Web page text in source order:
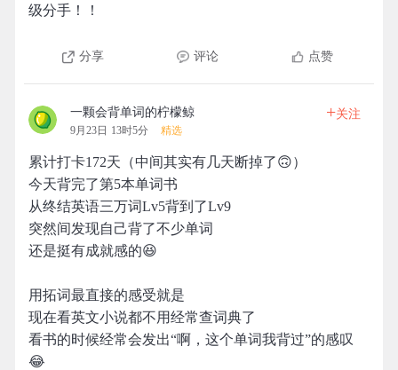
级分手！！
分享 评论 点赞
一颗会背单词的柠檬鲸
9月23日 13时5分 精选
+关注
累计打卡172天（中间其实有几天断掉了🙃）
今天背完了第5本单词书
从终结英语三万词Lv5背到了Lv9
突然间发现自己背了不少单词
还是挺有成就感的😆
用拓词最直接的感受就是
现在看英文小说都不用经常查词典了
看书的时候经常会发出“啊，这个单词我背过”的感叹
😂